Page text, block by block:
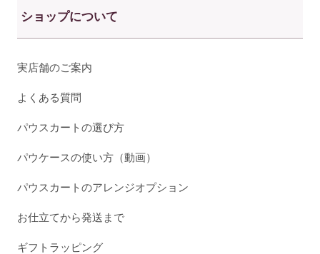
ショップについて
実店舗のご案内
よくある質問
パウスカートの選び方
パウケースの使い方（動画）
パウスカートのアレンジオプション
お仕立てから発送まで
ギフトラッピング